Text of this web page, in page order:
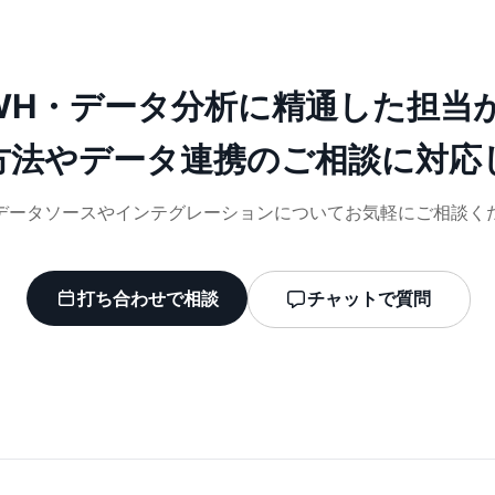
・データ分析に精通した担当
法やデータ連携のご相談に対応
ータソースやインテグレーションについてお気軽にご相談く
打ち合わせで相談 チャットで質問